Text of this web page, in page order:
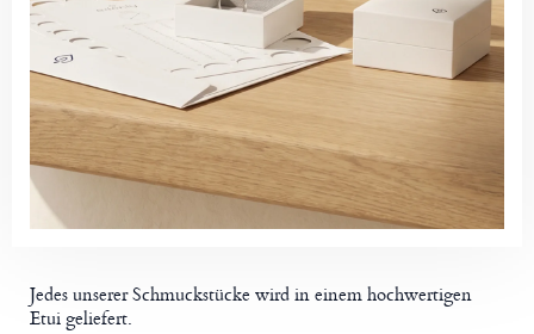
Jedes unserer Schmuckstücke wird in einem hochwertigen
Etui geliefert.